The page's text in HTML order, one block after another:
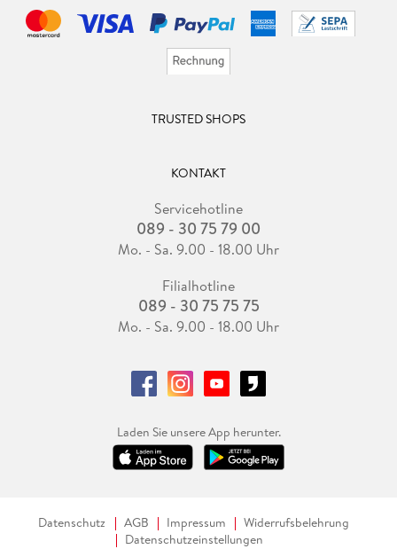
TRUSTED SHOPS
KONTAKT
Servicehotline
089 - 30 75 79 00
Mo. - Sa. 9.00 - 18.00 Uhr
Filialhotline
089 - 30 75 75 75
Mo. - Sa. 9.00 - 18.00 Uhr
Laden Sie unsere App herunter.
Datenschutz AGB Impressum
Widerrufsbelehrung
Datenschutzeinstellungen